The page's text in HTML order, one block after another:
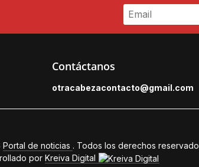
Contáctanos
otracabezacontacto@gmail.com
Portal de noticias . Todos los derechos
porKreiva Digital